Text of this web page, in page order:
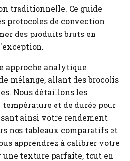
traditionnelle. Ce guide
protocoles de convection
des produits bruts en
approche analytique
mélange, allant des brocolis
Nous détaillons les
et de durée pour
ainsi votre rendement
nos tableaux comparatifs et
apprendrez à calibrer votre
une texture parfaite, tout en